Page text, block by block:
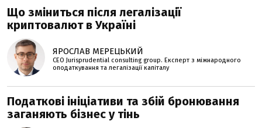
Що зміниться після легалізації
криптовалют в Україні
ЯРОСЛАВ МЕРЕЦЬКИЙ
CEO Jurisprudential consulting group. Експерт з міжнародного
оподаткування та легалізації капіталу
Податкові ініціативи та збій бронювання
заганяють бізнес у тінь